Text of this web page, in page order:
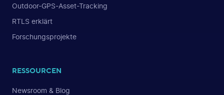
Outdoor-GPS-Asset-Tracking
RTLS erklärt
Forschungsprojekte
RESSOURCEN
Newsroom & Blog